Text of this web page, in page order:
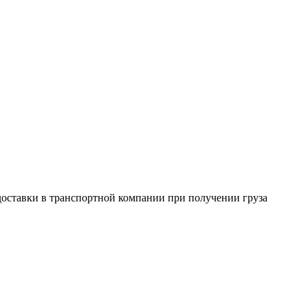
в транспортной компании при получении груза